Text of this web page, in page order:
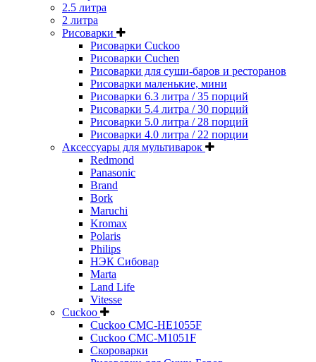
2.5 литра
2 литра
Рисоварки
Рисоварки Cuckoo
Рисоварки Cuchen
Рисоварки для суши-баров и ресторанов
Рисоварки маленькие, мини
Рисоварки 6.3 литра / 35 порций
Рисоварки 5.4 литра / 30 порций
Рисоварки 5.0 литра / 28 порций
Рисоварки 4.0 литра / 22 порции
Аксессуары для мультиварок
Redmond
Panasonic
Brand
Bork
Maruchi
Kromax
Polaris
Philips
НЭК Сибовар
Marta
Land Life
Vitesse
Cuckoo
Cuckoo CMC-HE1055F
Cuckoo CMC-M1051F
Скороварки